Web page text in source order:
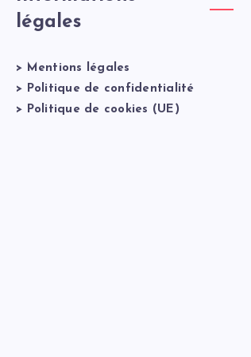
légales
> Mentions légales
> Politique de confidentialité
> Politique de cookies (UE)